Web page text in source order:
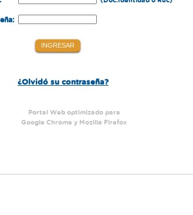
¿Olvidó su contraseña?
Portal Web optimizado para
Google Chrome y Mozilla Firefox